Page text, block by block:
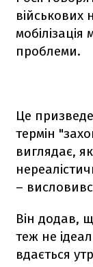
військових
проблеми.
Це
термін
виглядає,
–
Він додав,
теж не
вдається